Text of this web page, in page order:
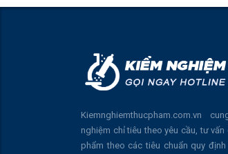
Kiemnghiemthucpham.com.vn
nghiệm chỉ tiêu theo yêu cầu, tư
phẩm theo các tiêu chuẩn quy định